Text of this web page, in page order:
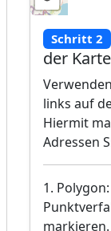
Schritt 2
der
links auf
Hiermit
Adressen
1.
markieren.